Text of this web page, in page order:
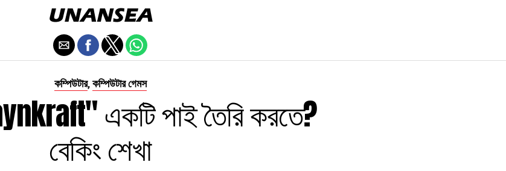
কম্পিউটার, কম্পিউটার গেমস
একটি পাই তৈরি করতে?
বেকিং শেখা